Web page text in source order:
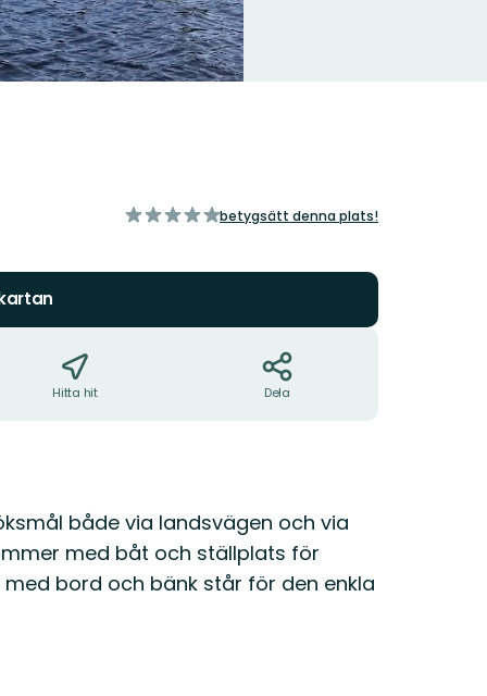
av
betygsätt denna plats!
Hitta hit Dela
både via landsvägen och via
med båt och ställplats för
bord och bänk står för den enkla